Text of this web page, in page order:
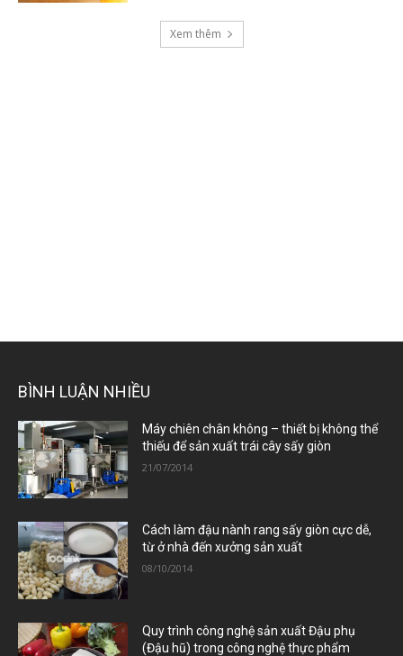
Xem thêm
BÌNH LUẬN NHIỀU
Máy chiên chân không – thiết bị không thể
thiếu để sản xuất trái cây sấy giòn
21/07/2014
Cách làm đậu nành rang sấy giòn cực dễ,
từ ở nhà đến xưởng sản xuất
08/10/2014
Quy trình công nghệ sản xuất Đậu phụ
(Đậu hũ) trong công nghệ thực phẩm